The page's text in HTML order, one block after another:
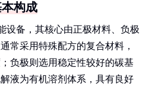
构成
设备，其核心由正极材料、负极
常采用特殊配方的复合材料，
负极则选用稳定性较好的碳基
液为有机溶剂体系，具有良好